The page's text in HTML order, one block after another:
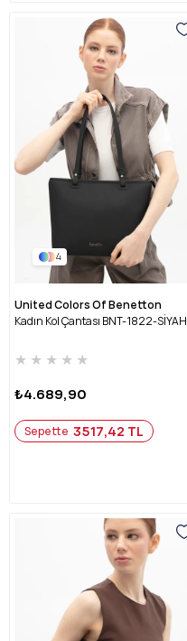
4
United Colors Of Benetton
Kadın Kol Çantası BNT-1822-SİYAH
★ ★ ★ ★ ★
₺4.689,90
Sepette 3517,42 TL